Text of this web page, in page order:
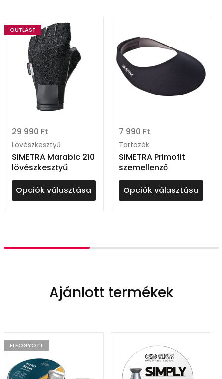
OUTLAST
29 990 Ft
Lövészkesztyű
SIMETRA Marabic 210
lövészkesztyű
Opciók választása
7 990 Ft
Tartozék
SIMETRA Primofit
szemellenző
Opciók választása
Ajánlott termékek
ELFOGYOTT